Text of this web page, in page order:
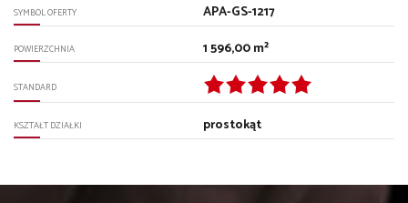
SYMBOL OFERTY APA-GS-1217
POWIERZCHNIA 1 596,00 m²
STANDARD
KSZTAŁT DZIAŁKI prostokąt